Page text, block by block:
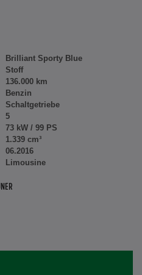
Brilliant Sporty Blue
Stoff
136.000 km
Benzin
Schaltgetriebe
5
73 kW / 99 PS
1.339 cm³
06.2016
Limousine